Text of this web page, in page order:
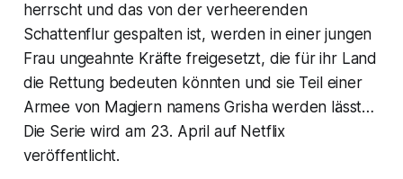
herrscht und das von der verheerenden
Schattenflur gespalten ist, werden in einer jungen
Frau ungeahnte Kräfte freigesetzt, die für ihr Land
die Rettung bedeuten könnten und sie Teil einer
Armee von Magiern namens Grisha werden lässt…
Die Serie wird am 23. April auf Netflix
veröffentlicht.